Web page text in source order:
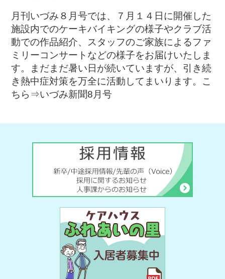
月刊いづみ８月号では、７月１４日に開催した
施設内でのケーキバイキングの様子やクラブ活
動での作品紹介、スタッフのご家族によるファ
ミリーコンサートなどの様子をお届けいたしま
す。まだまだ暑い日が続いていますが、引き続
き熱中症対策を万全に活動してまいります。こ
ちら⇒いづみ新聞8月号